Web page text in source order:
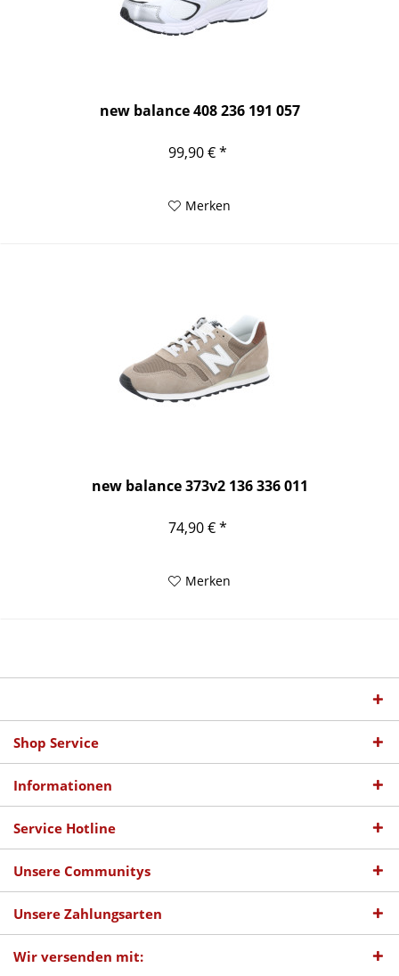
new balance 408 236 191 057
99,90 € *
Merken
new balance 373v2 136 336 011
74,90 € *
Merken
Shop Service
Informationen
Service Hotline
Unsere Communitys
Unsere Zahlungsarten
Wir versenden mit: